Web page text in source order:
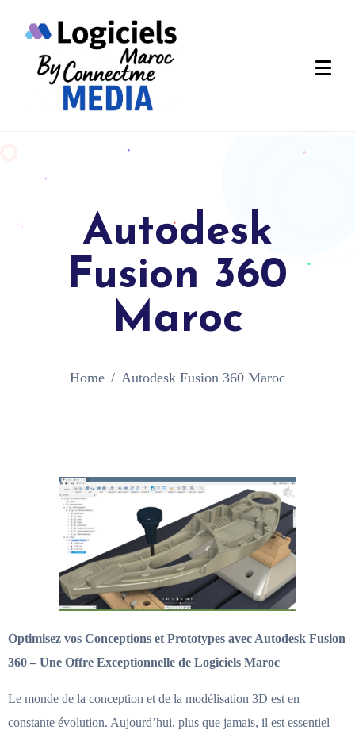
Autodesk
Fusion 360
Maroc
Home Autodesk Fusion 360 Maroc
Optimisez vos Conceptions et Prototypes avec Autodesk Fusion
360 – Une Offre Exceptionnelle de Logiciels Maroc
Le monde de la conception et de la modélisation 3D est en
constante évolution. Aujourd’hui, plus que jamais, il est essentiel